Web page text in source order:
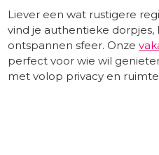
Liever een wat rustigere
vind je authentieke
ontspannen sfeer. Onze
perfect voor wie wil
met volop privacy en